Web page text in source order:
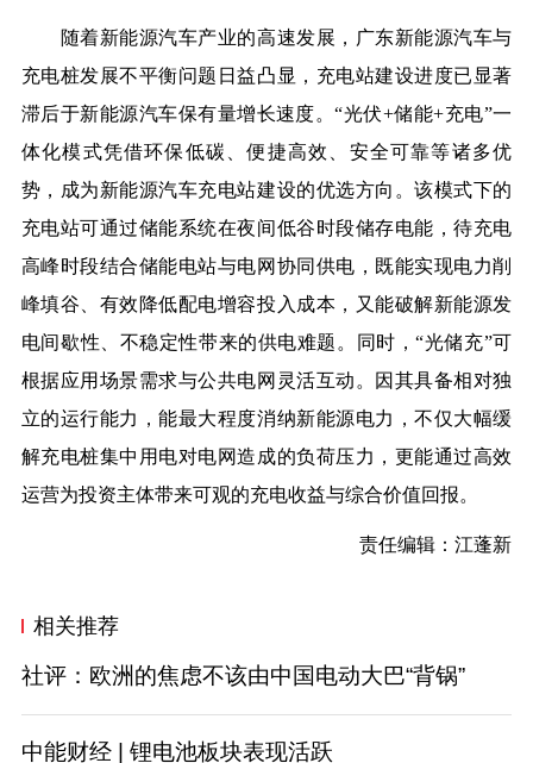
随着新能源汽车产业的高速发展，广东新能源汽车与
充电桩发展不平衡问题日益凸显，充电站建设进度已显著
滞后于新能源汽车保有量增长速度。“光伏+储能+充电”一
体化模式凭借环保低碳、便捷高效、安全可靠等诸多优
势，成为新能源汽车充电站建设的优选方向。该模式下的
充电站可通过储能系统在夜间低谷时段储存电能，待充电
高峰时段结合储能电站与电网协同供电，既能实现电力削
峰填谷、有效降低配电增容投入成本，又能破解新能源发
电间歇性、不稳定性带来的供电难题。同时，“光储充”可
根据应用场景需求与公共电网灵活互动。因其具备相对独
立的运行能力，能最大程度消纳新能源电力，不仅大幅缓
解充电桩集中用电对电网造成的负荷压力，更能通过高效
运营为投资主体带来可观的充电收益与综合价值回报。
责任编辑：江蓬新
相关推荐
社评：欧洲的焦虑不该由中国电动大巴“背锅”
中能财经 | 锂电池板块表现活跃